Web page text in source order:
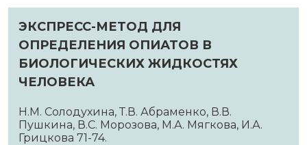
ЭКСПРЕСС-МЕТОД ДЛЯ
ОПРЕДЕЛЕНИЯ ОПИАТОВ В
БИОЛОГИЧЕСКИХ ЖИДКОСТЯХ
ЧЕЛОВЕКА
Н.М. Солодухина, Т.В. Абраменко, В.В.
Пушкина, В.С. Морозова, М.А. Мягкова, И.А.
Грицкова 71-74.